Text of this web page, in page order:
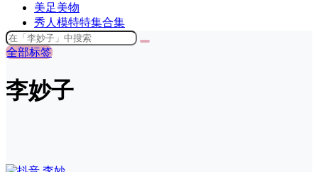
美足美物
秀人模特特集合集
全部标签
李妙子